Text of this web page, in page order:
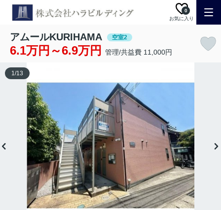
お気に入り
0
アムールKURIHAMA 空室2
6.1万円～6.9万円 管理/共益費 11,000円
1/13